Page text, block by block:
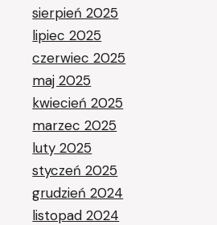
sierpień 2025
lipiec 2025
czerwiec 2025
maj 2025
kwiecień 2025
marzec 2025
luty 2025
styczeń 2025
grudzień 2024
listopad 2024